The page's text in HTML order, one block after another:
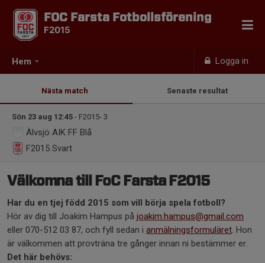
Hem Logga in
FOC Farsta Fotbollsförening
F2015
Nästa match Senaste resultat
Sön 23 aug 12:45 - F2015- 3
Älvsjö AIK FF Blå
F2015 Svart
Välkomna till FoC Farsta F2015
Har du en tjej född 2015 som vill börja spela fotboll?
Hör av dig till Joakim Hampus på joakim.hampus@gmail.com
eller 070-512 03 87, och fyll sedan i anmälningsformuläret. Hon
är välkommen att provträna tre gånger innan ni bestämmer er.
Det här behövs: